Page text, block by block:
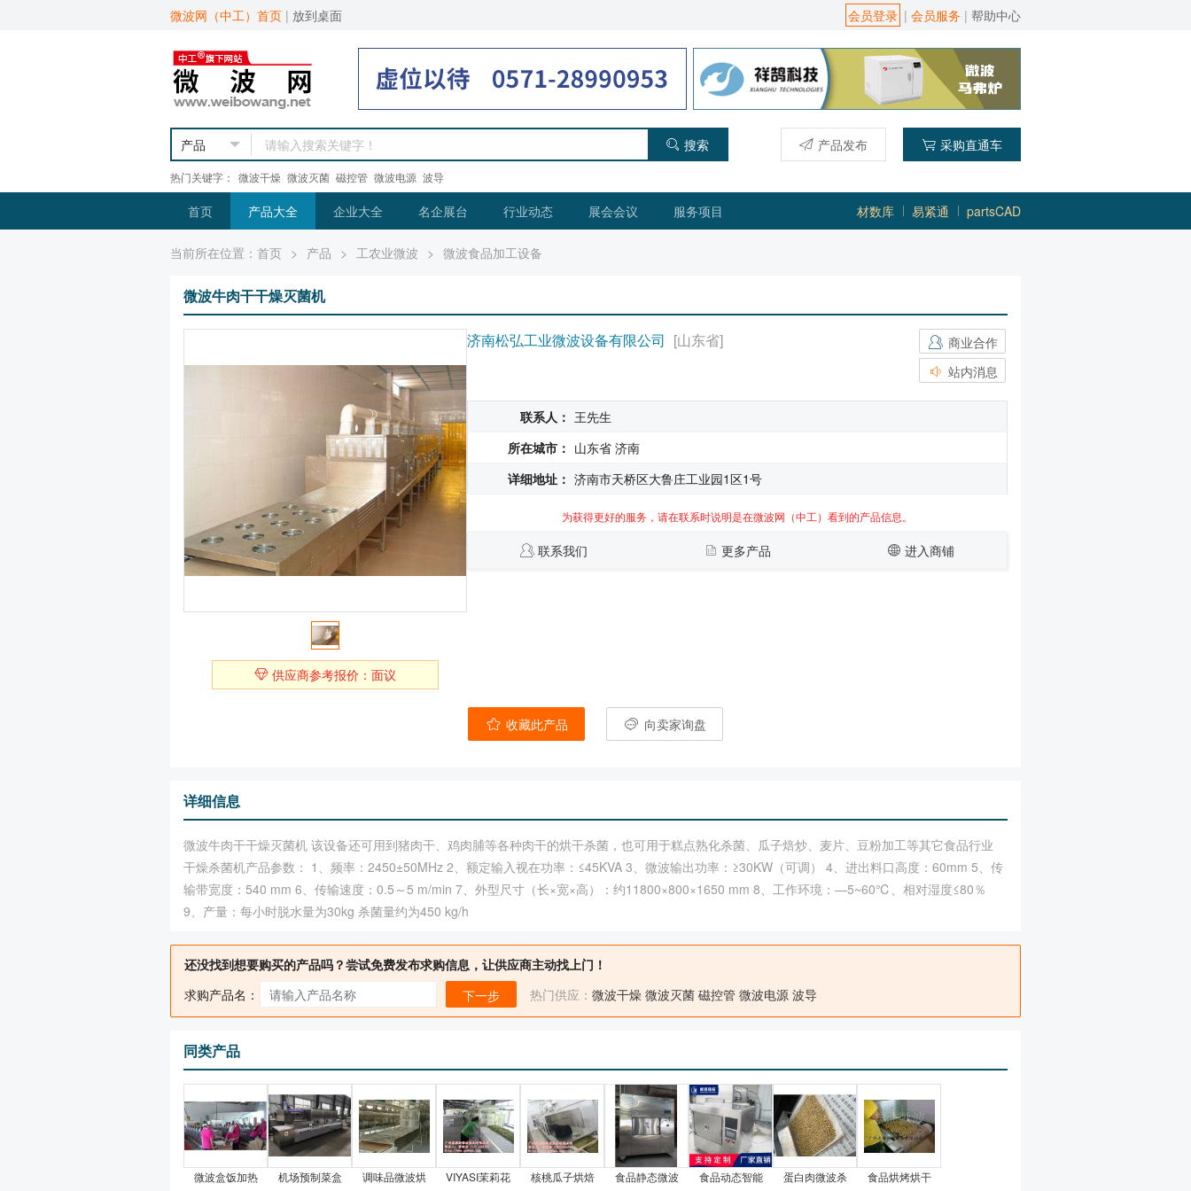
微波网（中工）首页 | 放到桌面 会员登录 | 会员服务 | 帮助中心
搜索 产品发布 采购直通车
热门关键字： 微波干燥 微波灭菌 磁控管 微波电源 波导
首页 产品大全 企业大全 名企展台 行业动态 展会会议 服务项目 材数库 易紧通 partsCAD
当前所在位置： 首页 > 产品 > 工农业微波 > 微波食品加工设备
微波牛肉干干燥灭菌机
供应商参考报价：面议
济南松弘工业微波设备有限公司 [山东省]
商业合作
站内消息
联系人： 王先生
所在城市： 山东省 济南
详细地址： 济南市天桥区大鲁庄工业园1区1号
为获得更好的服务，请在联系时说明是在微波网（中工）看到的产品信息。
联系我们 更多产品 进入商铺
收藏此产品 向卖家询盘
详细信息
微波牛肉干干燥灭菌机 该设备还可用到猪肉干、鸡肉脯等各种肉干的烘干杀菌，也可用于糕点熟化杀菌、瓜子焙炒、麦片、豆粉加工等其它食品行业
干燥杀菌机产品参数： 1、频率：2450±50MHz 2、额定输入视在功率：≤45KVA 3、微波输出功率：≥30KW（可调） 4、进出料口高度：60mm 5、传
输带宽度：540 mm 6、传输速度：0.5～5 m/min 7、外型尺寸（长×宽×高）：约11800×800×1650 mm 8、工作环境：―5~60℃、相对湿度≤80％
9、产量：每小时脱水量为30kg 杀菌量约为450 kg/h
还没找到想要购买的产品吗？尝试免费发布求购信息，让供应商主动找上门！
求购产品名：
下一步 热门供应： 微波干燥 微波灭菌 磁控管 微波电源 波导
同类产品
微波盒饭加热 机场预制菜盒 调味品微波烘 VIYASI茉莉花 核桃瓜子烘焙 食品静态微波 食品动态智能 蛋白肉微波杀 食品烘烤烘干